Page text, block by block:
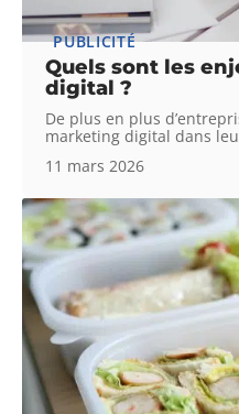
PUBLICITÉ
Quels sont les
digital ?
De plus en plus
marketing digital dans
11 mars 2026